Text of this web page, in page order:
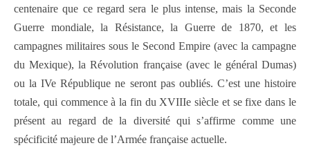
centenaire que ce regard sera le plus intense, mais la Seconde
Guerre mondiale, la Résistance, la Guerre de 1870, et les
campagnes militaires sous le Second Empire (avec la campagne
du Mexique), la Révolution française (avec le général Dumas)
ou la IVe République ne seront pas oubliés. C’est une histoire
totale, qui commence à la fin du XVIIIe siècle et se fixe dans le
présent au regard de la diversité qui s’affirme comme une
spécificité majeure de l’Armée française actuelle.